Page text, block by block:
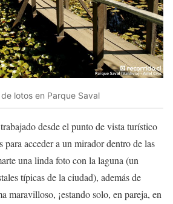
lotos en Parque Saval
desde el punto de vista turístico
para acceder a un mirador dentro de las
una linda foto con la laguna (un
típicas de la ciudad), además de
maravilloso, ¡estando solo, en pareja, en